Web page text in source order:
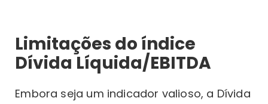
Limitações do índice
Dívida Líquida/EBITDA
Embora seja um indicador valioso, a Dívida